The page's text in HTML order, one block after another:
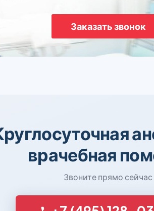
Заказать звонок
врачебная
Звоните прямо сейчас